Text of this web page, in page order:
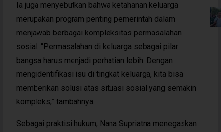
Ia juga menyebutkan bahwa ketahanan keluarga
merupakan program penting pemerintah dalam
menjawab berbagai kompleksitas permasalahan
sosial. “Permasalahan di keluarga sebagai pilar
bangsa harus menjadi perhatian lebih. Dengan
mengidentifikasi isu di tingkat keluarga, kita bisa
memberikan solusi atas situasi sosial yang semakin
kompleks,” tambahnya.
Sebagai praktisi hukum, Nana Supriatna menegaskan